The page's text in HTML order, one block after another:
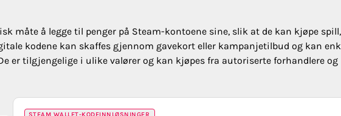
måte å legge til penger på Steam-kontoene sine, slik at de kan kjøpe spill,
kodene kan skaffes gjennom gavekort eller kampanjetilbud og kan
er tilgjengelige i ulike valører og kan kjøpes fra autoriserte forhandlere og
STEAM WALLET-KODEINNLØSNINGER